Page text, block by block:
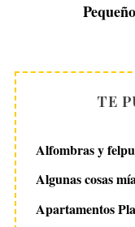
TE
Alfombras y
Algunas cosas
Apartamentos
h
: